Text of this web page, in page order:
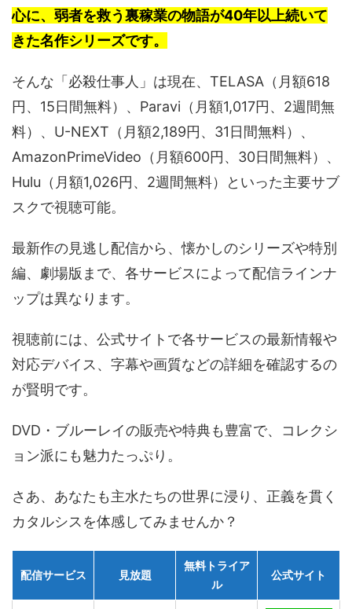
心に、弱者を救う裏稼業の物語が40年以上続いて
きた名作シリーズです。
そんな「必殺仕事人」は現在、TELASA（月額618
円、15日間無料）、Paravi（月額1,017円、2週間無
料）、U-NEXT（月額2,189円、31日間無料）、
AmazonPrimeVideo（月額600円、30日間無料）、
Hulu（月額1,026円、2週間無料）といった主要サブ
スクで視聴可能。
最新作の見逃し配信から、懐かしのシリーズや特別
編、劇場版まで、各サービスによって配信ラインナ
ップは異なります。
視聴前には、公式サイトで各サービスの最新情報や
対応デバイス、字幕や画質などの詳細を確認するの
が賢明です。
DVD・ブルーレイの販売や特典も豊富で、コレクシ
ョン派にも魅力たっぷり。
さあ、あなたも主水たちの世界に浸り、正義を貫く
カタルシスを体感してみませんか？
配信サービス 見放題
無料トライア
ル
公式サイト